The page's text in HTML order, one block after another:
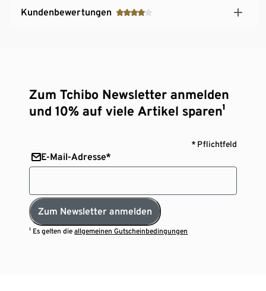
Kundenbewertungen
Zum Tchibo Newsletter anmelden
und 10% auf viele Artikel sparen¹
* Pflichtfeld
E-Mail-Adresse*
Zum Newsletter anmelden
¹ Es gelten dieallgemeinen Gutscheinbedingungen